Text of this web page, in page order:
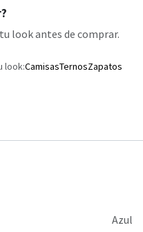
look antes de comprar.
look:CamisasTernosZapatos
Azul